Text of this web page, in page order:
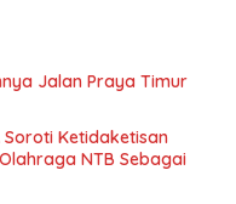
Jalan Praya Timur
Soroti Ketidaketisan
NTB Sebagai